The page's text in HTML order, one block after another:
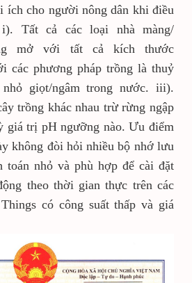
ích cho người nông dân khi điều
Tất cả các loại nhà màng/
mở với tất cả kích thước
các phương pháp trồng là thuỷ
nhỏ giọt/ngâm trong nước. iii).
trồng khác nhau trừ rừng ngập
giá trị pH ngưỡng nào. Ưu điểm
không đòi hỏi nhiều bộ nhớ lưu
nhỏ và phù hợp để cài đặt
theo thời gian thực trên các
có công suất thấp và giá